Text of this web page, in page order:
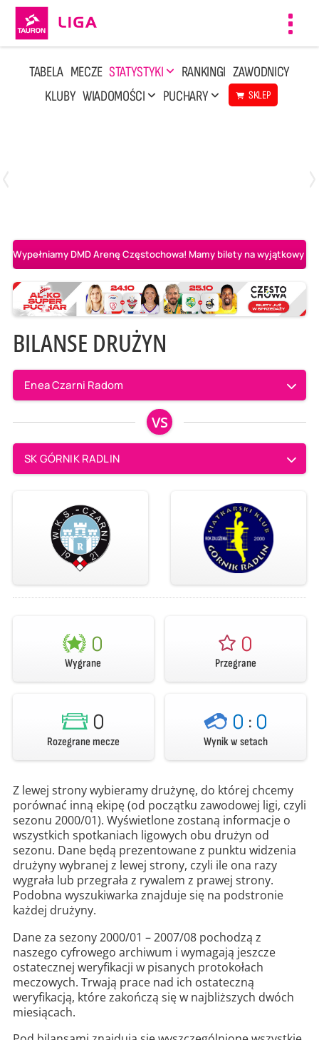
TABELA MECZE STATYSTYKI RANKINGI ZAWODNICY
KLUBY WIADOMOŚCI PUCHARY SKLEP
Wypełniamy DMD Arenę Częstochowa! Mamy bilety na wyjątkowy
BILANSE DRUŻYN
Enea Czarni Radom
VS
SK GÓRNIK RADLIN
0
Wygrane
0
Przegrane
0
Rozegrane mecze
0 : 0
Wynik w setach
Z lewej strony wybieramy drużynę, do której chcemy
porównać inną ekipę (od początku zawodowej ligi, czyli
sezonu 2000/01). Wyświetlone zostaną informacje o
wszystkich spotkaniach ligowych obu drużyn od
sezonu. Dane będą prezentowane z punktu widzenia
drużyny wybranej z lewej strony, czyli ile ona razy
wygrała lub przegrała z rywalem z prawej strony.
Podobna wyszukiwarka znajduje się na podstronie
każdej drużyny.
Dane za sezony 2000/01 – 2007/08 pochodzą z
naszego cyfrowego archiwum i wymagają jeszcze
ostatecznej weryfikacji w pisanych protokołach
meczowych. Trwają prace nad ich ostateczną
weryfikacją, które zakończą się w najbliższych dwóch
miesiącach.